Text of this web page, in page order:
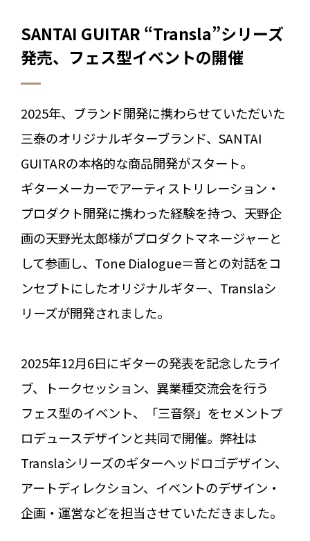
SANTAI GUITAR “Transla”シリーズ
発売、フェス型イベントの開催
2025年、ブランド開発に携わらせていただいた
三泰のオリジナルギターブランド、SANTAI
GUITARの本格的な商品開発がスタート。
ギターメーカーでアーティストリレーション・
プロダクト開発に携わった経験を持つ、天野企
画の天野光太郎様がプロダクトマネージャーと
して参画し、Tone Dialogue＝音との対話をコ
ンセプトにしたオリジナルギター、Translaシ
リーズが開発されました。
2025年12月6日にギターの発表を記念したライ
ブ、トークセッション、異業種交流会を行う
フェス型のイベント、「三音祭」をセメントプ
ロデュースデザインと共同で開催。弊社は
Translaシリーズのギターヘッドロゴデザイン、
アートディレクション、イベントのデザイン・
企画・運営などを担当させていただきました。